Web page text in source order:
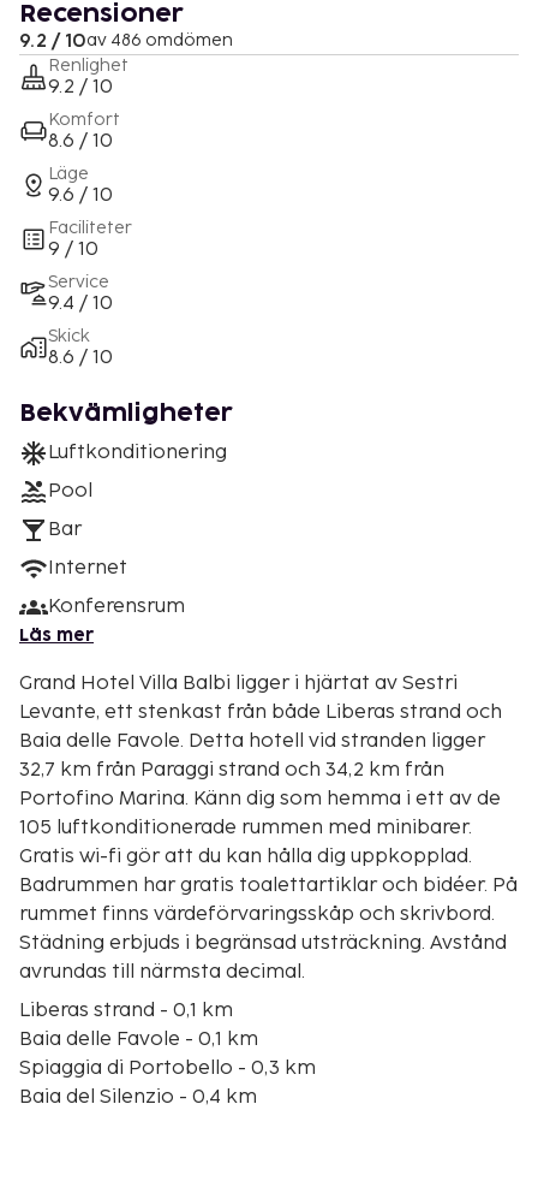
Recensioner
9.2 / 10av 486 omdömen
Renlighet
9.2 / 10
Komfort
8.6 / 10
Läge
9.6 / 10
Faciliteter
9 / 10
Service
9.4 / 10
Skick
8.6 / 10
Bekvämligheter
Luftkonditionering
Pool
Bar
Internet
Konferensrum
Läs mer
Grand Hotel Villa Balbi ligger i hjärtat av Sestri
Levante, ett stenkast från både Liberas strand och
Baia delle Favole. Detta hotell vid stranden ligger
32,7 km från Paraggi strand och 34,2 km från
Portofino Marina. Känn dig som hemma i ett av de
105 luftkonditionerade rummen med minibarer.
Gratis wi-fi gör att du kan hålla dig uppkopplad.
Badrummen har gratis toalettartiklar och bidéer. På
rummet finns värdeförvaringsskåp och skrivbord.
Städning erbjuds i begränsad utsträckning. Avstånd
avrundas till närmsta decimal.
Liberas strand - 0,1 km
Baia delle Favole - 0,1 km
Spiaggia di Portobello - 0,3 km
Baia del Silenzio - 0,4 km